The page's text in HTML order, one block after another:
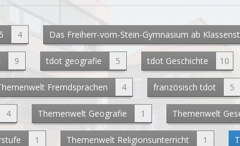
4 Das Freiherr-vom-Stein-Gymnasium ab
9 tdot geografie 5 tdot Geschichte 10
Fremdsprachen 4 französisch tdot 5
4 Themenwelt Geografie 1 Themenwelt
1 Themenwelt Religionsunterricht 1